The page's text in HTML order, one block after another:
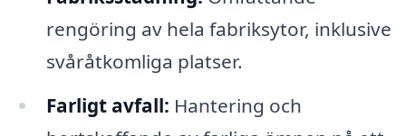
rengöring av hela fabriksytor, inklusive
svåråtkomliga platser.
Farligt avfall: Hantering och